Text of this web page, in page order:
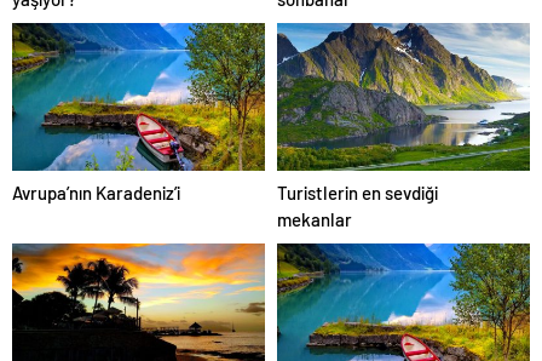
Avrupa’nın Karadeniz’i
Turistlerin en sevdiği
mekanlar